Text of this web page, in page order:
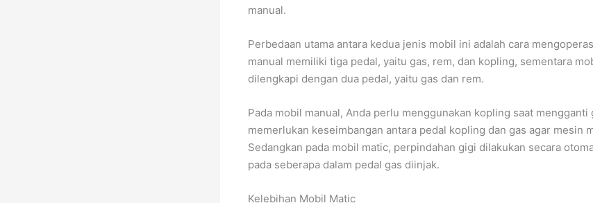
manual.
Perbedaan utama antara kedua jenis mobil ini adalah cara
manual memiliki tiga pedal, yaitu gas, rem, dan kopling, sementara
dilengkapi dengan dua pedal, yaitu gas dan rem.
Pada mobil manual, Anda perlu menggunakan kopling saat mengganti
memerlukan keseimbangan antara pedal kopling dan gas agar mesin
Sedangkan pada mobil matic, perpindahan gigi dilakukan secara
pada seberapa dalam pedal gas diinjak.
Kelebihan Mobil Matic